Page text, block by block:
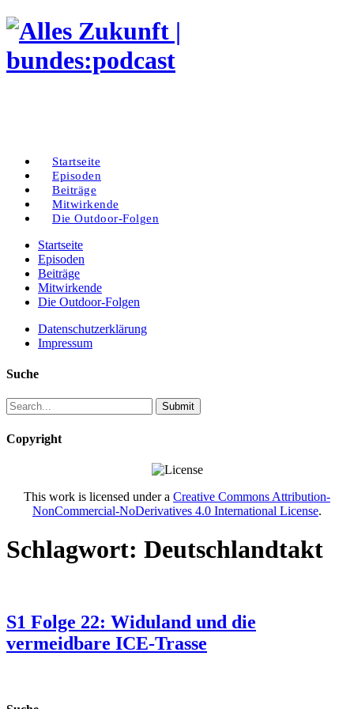
Startseite
Episoden
Beiträge
Mitwirkende
Die Outdoor-Folgen
Startseite
Episoden
Beiträge
Mitwirkende
Die Outdoor-Folgen
Datenschutzerklärung
Impressum
Suche
Copyright
This work is licensed under a Creative Commons Attribution-
NonCommercial-NoDerivatives 4.0 International License.
Schlagwort: Deutschlandtakt
S1 Folge 22: Widuland und die
vermeidbare ICE-Trasse